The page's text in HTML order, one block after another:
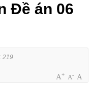
Đề án 06
219
A+ A- A